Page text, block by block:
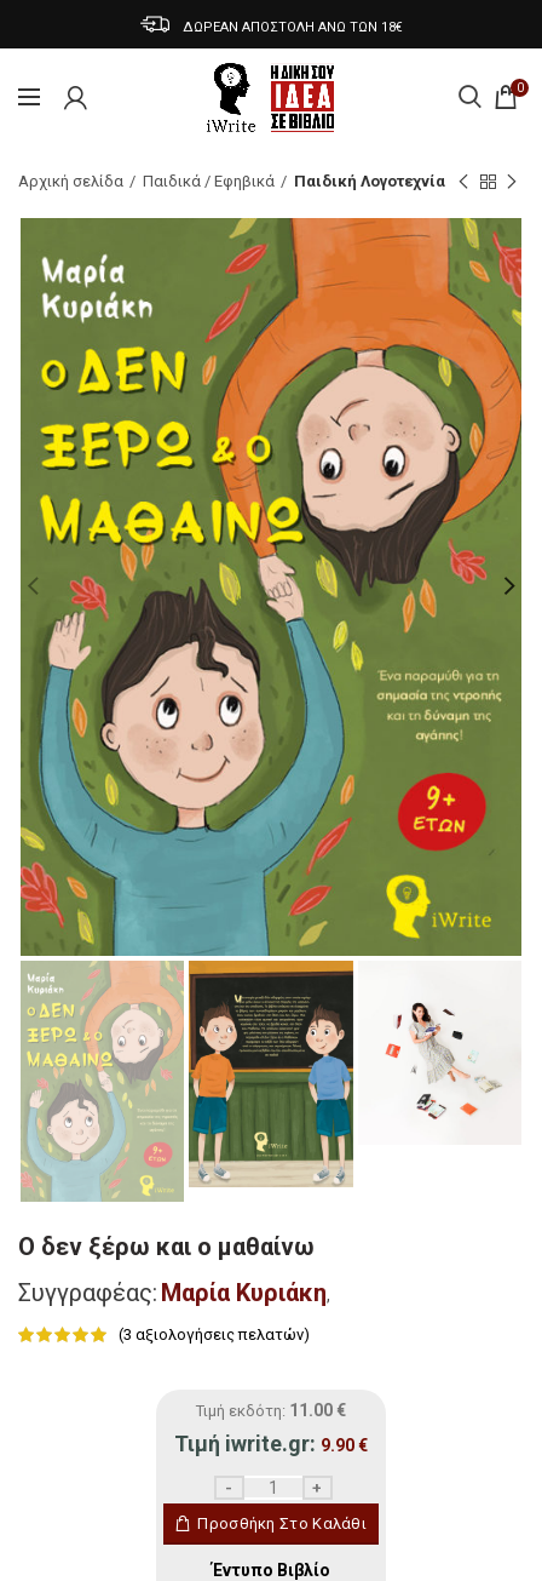
ΔΩΡΕΑΝ ΑΠΟΣΤΟΛΗ ΑΝΩ ΤΩΝ 18€
0
Αρχική σελίδα Παιδικά / Εφηβικά Παιδική Λογοτεχνία
Ο δεν ξέρω και ο μαθαίνω
Συγγραφέας: Μαρία Κυριάκη,
(3 αξιολογήσεις πελατών)
Τιμή εκδότη: 11.00 €
Τιμή iwrite.gr: 9.90€
Προσθήκη Στο Καλάθι
Έντυπο Βιβλίο